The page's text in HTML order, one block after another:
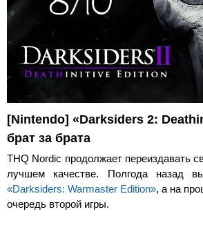
[Nintendo] «Darksiders 2:
брат за брата
THQ Nordic продолжает переиздавать
лучшем качестве. Полгода назад
«Darksiders: Warmaster Edition», а на
очередь второй игры.